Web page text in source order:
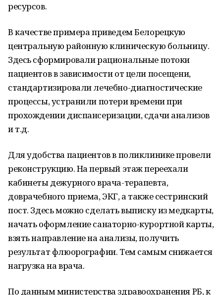
ресурсов.
В качестве примера приведем Белорецкую
центральную районную клиническую больницу.
Здесь сформировали рациональные потоки
пациентов в зависимости от цели посещени,
стандартизировали лечебно-диагностические
процессы, устранили потери времени при
прохождении диспансеризации, сдачи анализов
и т.д.
Для удобства пациентов в поликлинике провели
реконструкцию. На первый этаж переехали
кабинеты дежурного врача-терапевта,
доврачебного приема, ЭКГ, а также сестринский
пост. Здесь можно сделать выписку из медкарты,
начать оформление санаторно-курортной карты,
взять направление на анализы, получить
результат флюорографии. Тем самым снижается
нагрузка на врача.
По данным министерства здравоохранения РБ, к